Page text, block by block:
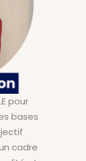
pour
bases
cadre